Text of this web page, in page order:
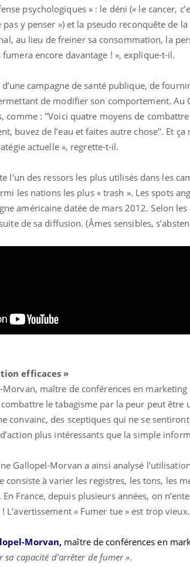
psychologiques » : le déni (« le cancer,
y penser ») et la pseudo reconquête de
au lieu de freiner sa consommation, la
encore davantage ! », explique-t-il.
d’une campagne de santé publique, de
de modifier son comportement. Au
comme : "Voici quatre moyens de
buvez de l’eau et faites autre chose". Et
actuelle », regrette-t-il.
l’un des ressors les plus utilisés dans les
les nations les plus « trash ». Les spots
américaine datée de mars 2012. Selon
de sa diffusion. (Âmes sensibles,
efficaces »
maître de conférences en marketing
le tabagisme par la peur peut être
convainc, des sceptiques qui ne se
plus intéressants que la simple
Gallopel-Morvan a ainsi analysé
consiste à varier les registres, les tons, les
France, depuis plusieurs années, on
L’avertissement « Fumer tue » est trop
Morvan, maître de conférences en
capacité d’arrêter de fumer ».